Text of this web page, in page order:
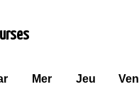
Mer Jeu Ven